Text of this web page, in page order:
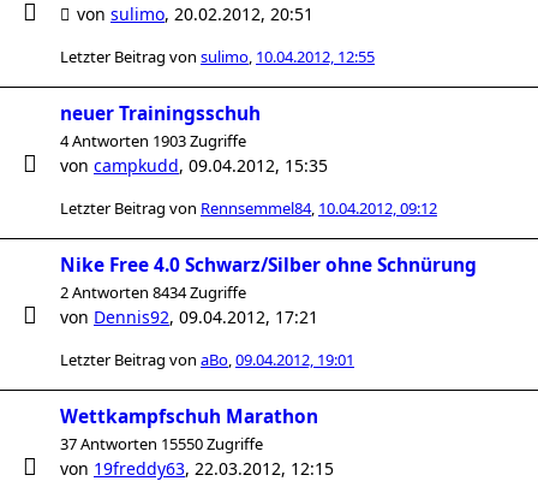
von sulimo, 20.02.2012, 20:51
Letzter Beitrag von sulimo, 10.04.2012, 12:55
neuer Trainingsschuh
4 Antworten 1903 Zugriffe
von campkudd, 09.04.2012, 15:35
Letzter Beitrag von Rennsemmel84, 10.04.2012, 09:12
Nike Free 4.0 Schwarz/Silber ohne Schnürung
2 Antworten 8434 Zugriffe
von Dennis92, 09.04.2012, 17:21
Letzter Beitrag von aBo,09.04.2012, 19:01
Wettkampfschuh Marathon
37 Antworten 15550 Zugriffe
von 19freddy63, 22.03.2012, 12:15